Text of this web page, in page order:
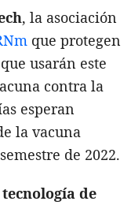
, la asociación
que protegen
usarán este
contra la
esperan
la vacuna
de 2022.
de